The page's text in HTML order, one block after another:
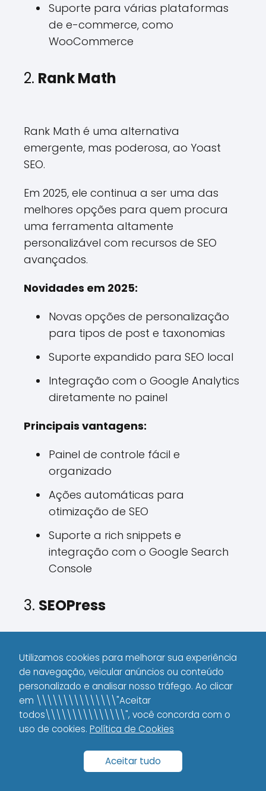
Suporte para várias plataformas
de e-commerce, como
WooCommerce
2. Rank Math
Rank Math é uma alternativa
emergente, mas poderosa, ao Yoast
SEO.
Em 2025, ele continua a ser uma das
melhores opções para quem procura
uma ferramenta altamente
personalizável com recursos de SEO
avançados.
Novidades em 2025:
Novas opções de personalização
para tipos de post e taxonomias
Suporte expandido para SEO local
Integração com o Google Analytics
diretamente no painel
Principais vantagens:
Painel de controle fácil e
organizado
Ações automáticas para
otimização de SEO
Suporte a rich snippets e
integração com o Google Search
Console
3. SEOPress
SEOPress é um plugin poderoso e flexível
que ganha cada vez mais
popularidade.
Em 2025, ele oferece recursos completos
para quem busca controle total sobre
SEO e não quer depender de recursos
Utilizamos cookies para melhorar sua experiência
de navegação, veicular anúncios ou conteúdo
personalizado e analisar nosso tráfego. Ao clicar
em \\\\\\\\\\\\\\\"Aceitar
todos\\\\\\\\\\\\\\\", você concorda com o
uso de cookies. Política de Cookies
Aceitar tudo